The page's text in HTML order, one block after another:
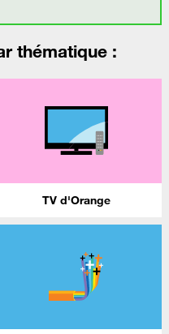
thématique :
TV d'Orange